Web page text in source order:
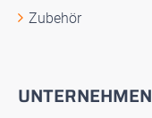
Zubehör
UNTERNEHMEN